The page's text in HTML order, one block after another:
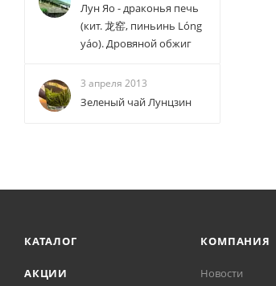
Лун Яо - драконья печь
(кит. 龙窑, пиньинь Lóng
yáo). Дровяной обжиг
3 апреля 2013
Зеленый чай Лунцзин
КАТАЛОГ
АКЦИИ
КОМПАНИЯ
Новости